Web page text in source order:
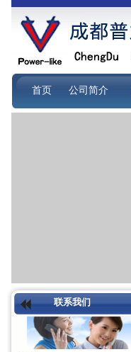
首页 公司简介
联系我们